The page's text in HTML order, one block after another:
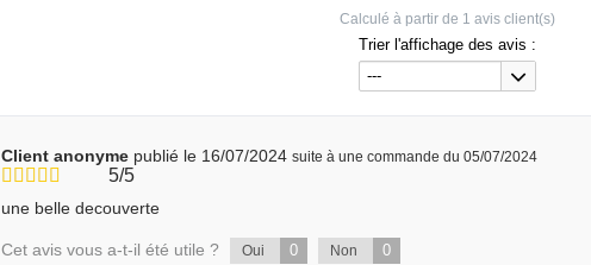
Calculé à partir de 1 avis client(s)
Trier l'affichage des avis :
---
Client anonyme publié le 16/07/2024 suite à une commande du 05/07/2024
5/5
une belle decouverte
Cet avis vous a-t-il été utile ? Oui 0 Non 0